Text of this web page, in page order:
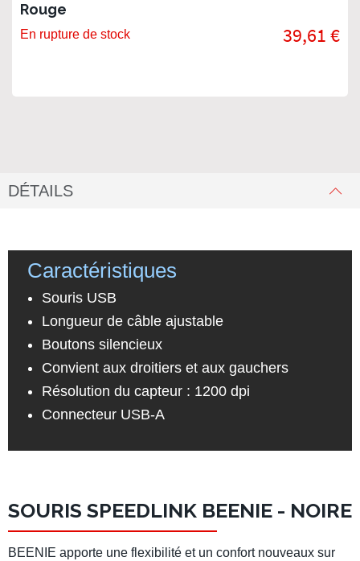
Rouge
En rupture de stock 39,61 €
DÉTAILS
Caractéristiques
Souris USB
Longueur de câble ajustable
Boutons silencieux
Convient aux droitiers et aux gauchers
Résolution du capteur : 1200 dpi
Connecteur USB-A
SOURIS SPEEDLINK BEENIE - NOIRE
BEENIE apporte une flexibilité et un confort nouveaux sur